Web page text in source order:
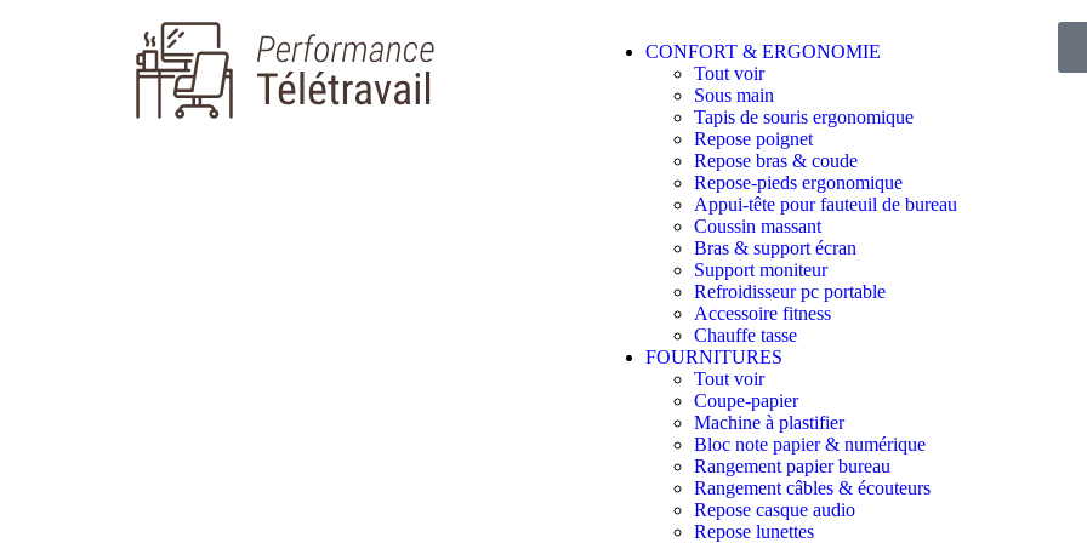
CONFORT & ERGONOMIE
Tout voir
Sous main
Tapis de souris ergonomique
Repose poignet
Repose bras & coude
Repose-pieds ergonomique
Appui-tête pour fauteuil de bureau
Coussin massant
Bras & support écran
Support moniteur
Refroidisseur pc portable
Accessoire fitness
Chauffe tasse
FOURNITURES
Tout voir
Coupe-papier
Machine à plastifier
Bloc note papier & numérique
Rangement papier bureau
Rangement câbles & écouteurs
Repose casque audio
Repose lunettes